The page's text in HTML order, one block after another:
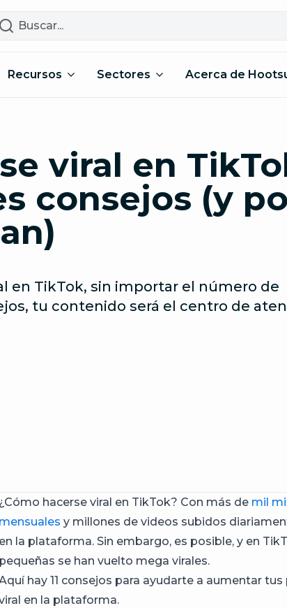
Recursos Sectores Acerca de
viral en
consejos (y
en TikTok, sin importar el número de
tu contenido será el centro de
¿Cómo hacerse viral en TikTok? Con más de mil
mensuales y millones de videos subidos
en la plataforma. Sin embargo, es posible, y en
pequeñas se han vuelto mega virales.
hay 11 consejos para ayudarte a aumentar
en la plataforma.